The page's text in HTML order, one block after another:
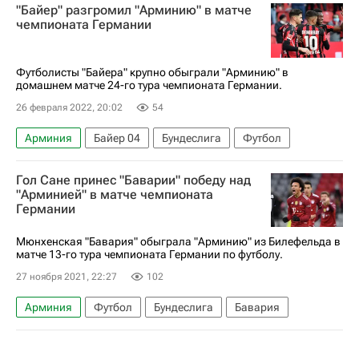
"Байер" разгромил "Арминию" в матче
чемпионата Германии
Футболисты "Байера" крупно обыграли "Арминию" в
домашнем матче 24-го тура чемпионата Германии.
26 февраля 2022, 20:02 54
Арминия Байер 04 Бундеслига Футбол
Гол Сане принес "Баварии" победу над
"Арминией" в матче чемпионата
Германии
Мюнхенская "Бавария" обыграла "Арминию" из Билефельда в
матче 13-го тура чемпионата Германии по футболу.
27 ноября 2021, 22:27 102
Арминия Футбол Бундеслига Бавария